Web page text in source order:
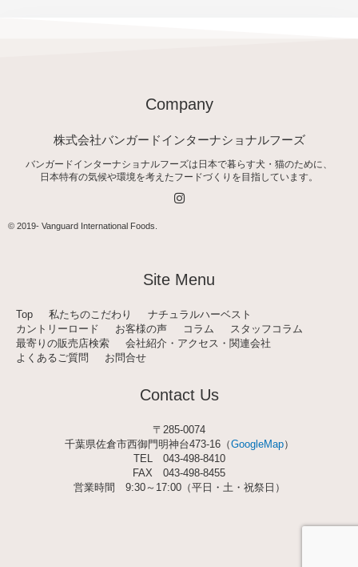
Company
株式会社バンガードインターナショナルフーズ
バンガードインターナショナルフーズは日本で暮らす犬・猫のために、
日本特有の気候や環境を考えたフードづくりを目指しています。
I
n
a
m
© 2019- Vanguard International Foods
Site Menu
Top 私たちのこだわり
ナチュラルハーベスト
カントリーロード
お客様の声 コラム
スタッフコラム
最寄りの販売店検索
会社紹介・アクセス・関連会社
よくあるご質問
お問合せ
Contact Us
〒285-0074
千葉県佐倉市西御門明神台473-16（GoogleMap）
TEL 043-498-8410
FAX 043-498-8455
営業時間 9:30～17:00（平日・土・祝祭日）